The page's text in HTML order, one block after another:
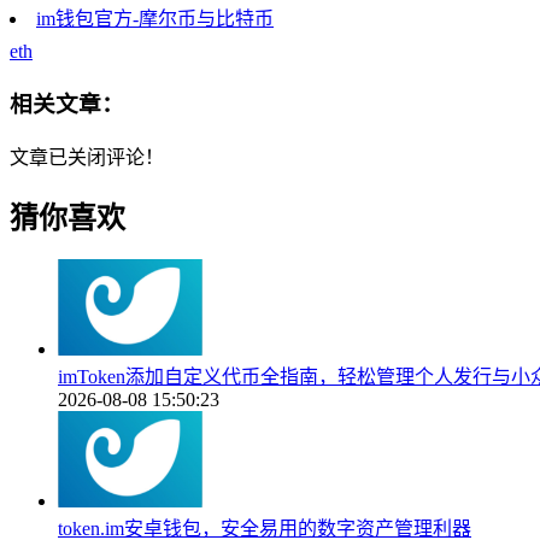
im钱包官方-摩尔币与比特币
eth
相关文章：
文章已关闭评论！
猜你喜欢
imToken添加自定义代币全指南，轻松管理个人发行与小
2026-08-08 15:50:23
token.im安卓钱包，安全易用的数字资产管理利器